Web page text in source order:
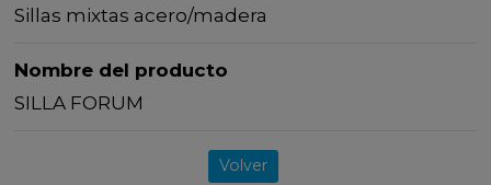
Sillas mixtas acero/madera
Nombre del producto
SILLA FORUM
Volver